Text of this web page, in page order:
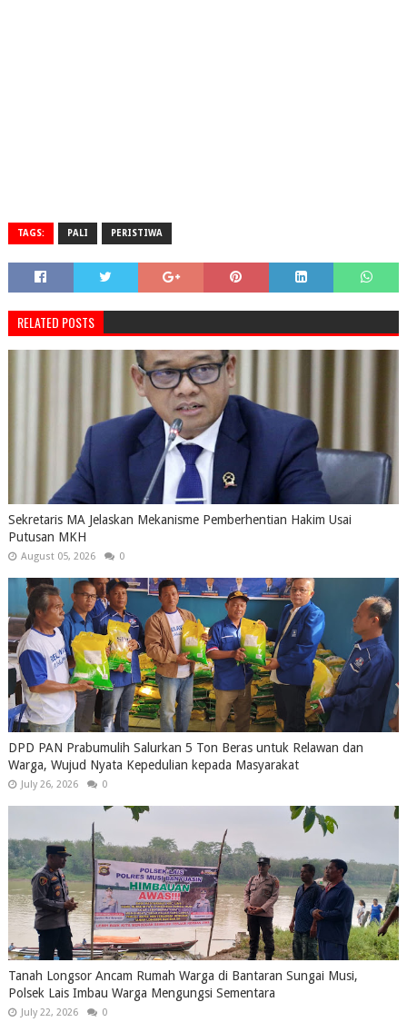
TAGS: PALI PERISTIWA
RELATED POSTS
Sekretaris MA Jelaskan Mekanisme Pemberhentian Hakim Usai
Putusan MKH
August 05, 2026 0
DPD PAN Prabumulih Salurkan 5 Ton Beras untuk Relawan dan
Warga, Wujud Nyata Kepedulian kepada Masyarakat
July 26, 2026 0
Tanah Longsor Ancam Rumah Warga di Bantaran Sungai Musi,
Polsek Lais Imbau Warga Mengungsi Sementara
July 22, 2026 0